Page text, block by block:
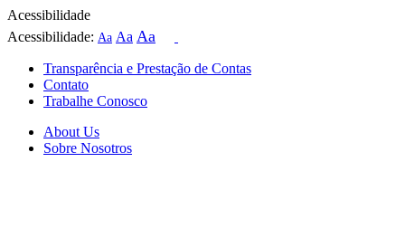
Acessibilidade
Acessibilidade: Aa Aa Aa
Transparência e Prestação de Contas
Contato
Trabalhe Conosco
About Us
Sobre Nosotros